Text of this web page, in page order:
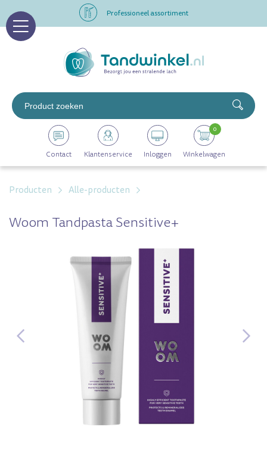
Professioneel assortiment
Op werkdagen voor 16.00 uur besteld, morgen in huis
Professioneel assortiment
Altijd op voorraad
Contact Klantenservice Inloggen Winkelwagen
0
Producten Alle-producten
Woom Tandpasta Sensitive+